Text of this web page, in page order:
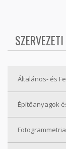
Általános- és
Építőanyagok